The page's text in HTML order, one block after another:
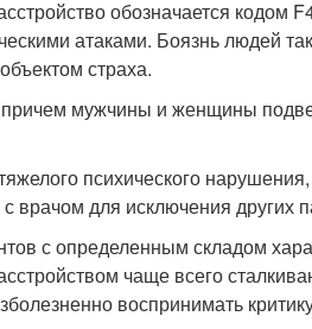
обозначается кодом
атаками. Боязнь людей
страха.
причем мужчины и женщины
психического
врачом для исключения других
с определенным складом
чаще всего
воспринимать